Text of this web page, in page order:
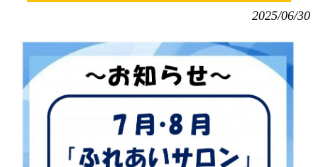
2025/06/30